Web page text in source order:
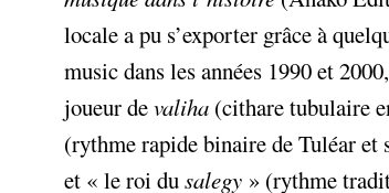
locale a pu s’exporter grâce à
music dans les années 1990 et
joueur devaliha (cithare tubulaire
(rythme rapide binaire de Tuléar et
et « le roi dusalegy » (rythme
COLLECTÉS